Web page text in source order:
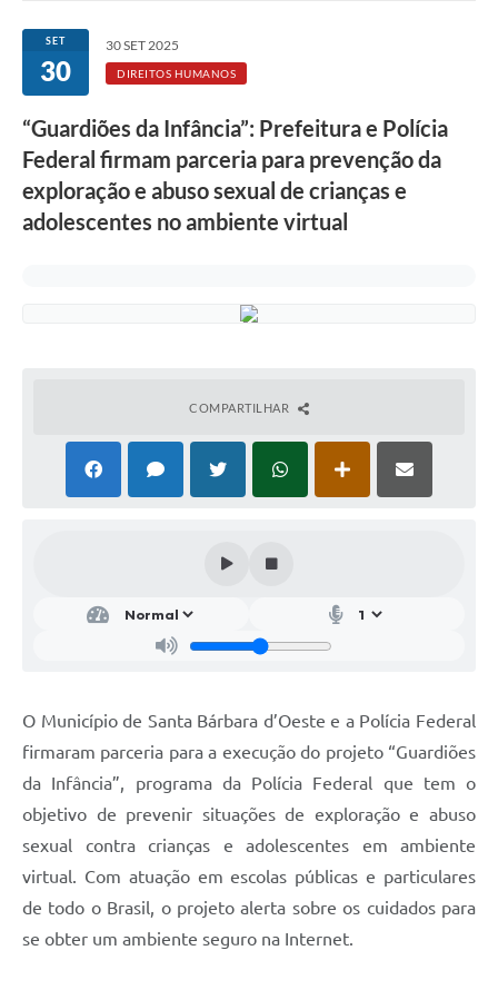
Transparência
Legislação
Covid-19
Certidão Negativa de Empresa
Certidão Negativa de Imóvel
Parcerias com Organização da Sociedade Civil (OSC)
Principal
Galeria de Fotos
Notícias
Galeria de Vídeos
Links
SET
30
30 SET 2025
DIREITOS HUMANOS
“Guardiões da Infância”: Prefeitura e Polícia
Federal firmam parceria para prevenção da
exploração e abuso sexual de crianças e
adolescentes no ambiente virtual
COMPARTILHAR
O Município de Santa Bárbara d’Oeste e a Polícia Federal
firmaram parceria para a execução do projeto “Guardiões
da Infância”, programa da Polícia Federal que tem o
objetivo de prevenir situações de exploração e abuso
sexual contra crianças e adolescentes em ambiente
virtual. Com atuação em escolas públicas e particulares
de todo o Brasil, o projeto alerta sobre os cuidados para
se obter um ambiente seguro na Internet.